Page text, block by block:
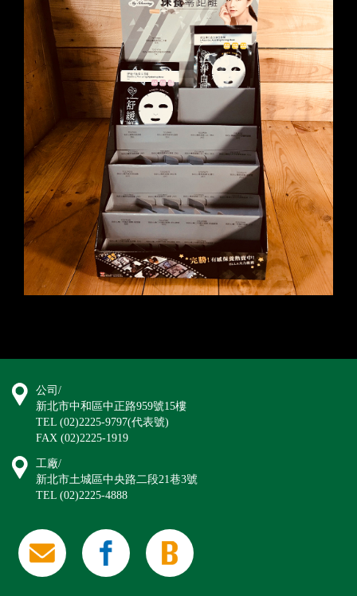
公司/
新北市中和區中正路959號15樓
TEL (02)2225-9797(代表號)
FAX (02)2225-1919
工廠/
新北市土城區中央路二段21巷3號
TEL (02)2225-4888